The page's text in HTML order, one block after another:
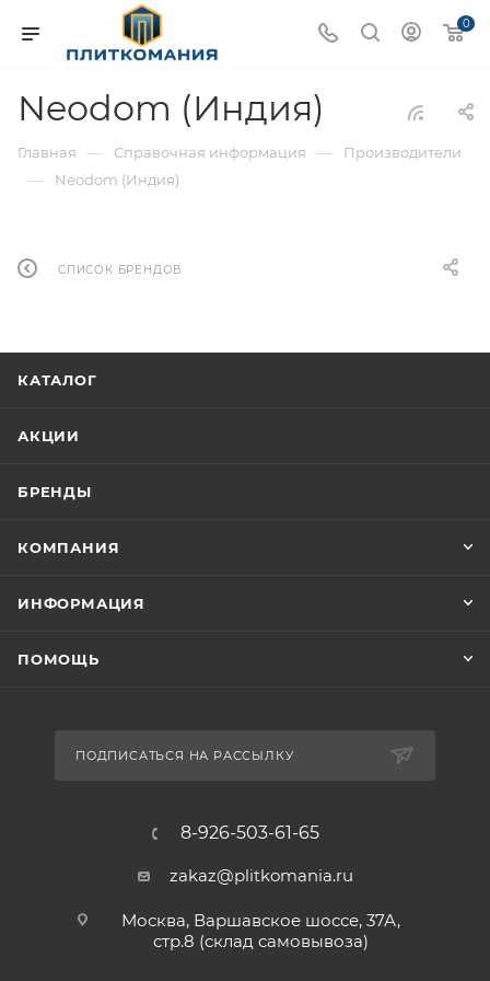
0
Neodom (Индия)
Главная — Справочная информация — Производители
— Neodom (Индия)
СПИСОК БРЕНДОВ
КАТАЛОГ
АКЦИИ
БРЕНДЫ
КОМПАНИЯ
ИНФОРМАЦИЯ
ПОМОЩЬ
ПОДПИСАТЬСЯ НА РАССЫЛКУ
8-926-503-61-65
zakaz@plitkomania.ru
Москва, Варшавское шоссе, 37А,
стр.8 (склад самовывоза)